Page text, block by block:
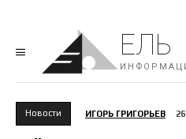
ЕЛЬ
Новости ИГОРЬ ГРИГОРЬЕВ